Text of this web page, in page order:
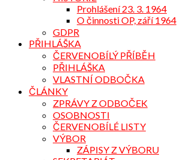
Prohlášení 23. 3. 1964
O činnosti OP, září 1964
GDPR
PŘIHLÁŠKA
ČERVENOBÍLÝ PŘÍBĚH
PŘIHLÁŠKA
VLASTNÍ ODBOČKA
ČLÁNKY
ZPRÁVY Z ODBOČEK
OSOBNOSTI
ČERVENOBÍLÉ LISTY
VÝBOR
ZÁPISY Z VÝBORU